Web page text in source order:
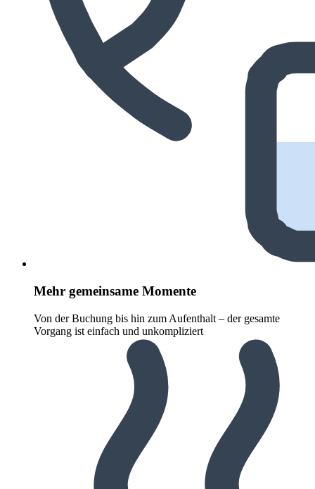
Mehr gemeinsame Momente
Von der Buchung bis hin zum Aufenthalt – der gesamte
Vorgang ist einfach und unkompliziert